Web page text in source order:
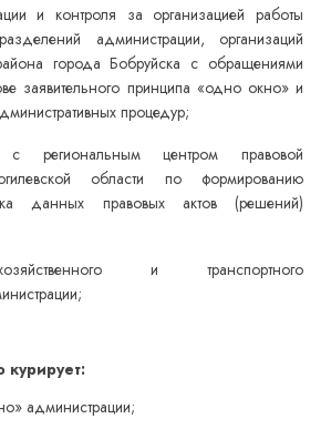
и контроля за организацией работы
администрации, организаций
города Бобруйска с обращениями
заявительного принципа «одно окно» и
процедур;
с региональным центром правовой
области по формированию
данных правовых актов (решений)
хозяйственного и транспортного
курирует:
администрации;